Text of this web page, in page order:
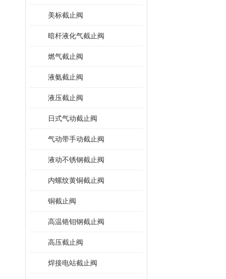
美标截止阀
暗杆液化气截止阀
燃气截止阀
液氨截止阀
液压截止阀
日式气动截止阀
气动带手动截止阀
液动不锈钢截止阀
内螺纹黄铜截止阀
铜截止阀
高温铬钼钢截止阀
高压截止阀
焊接电站截止阀